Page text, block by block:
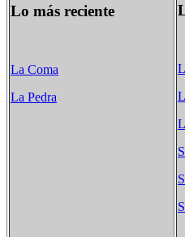
Lo más reciente
La Coma
La Pedra